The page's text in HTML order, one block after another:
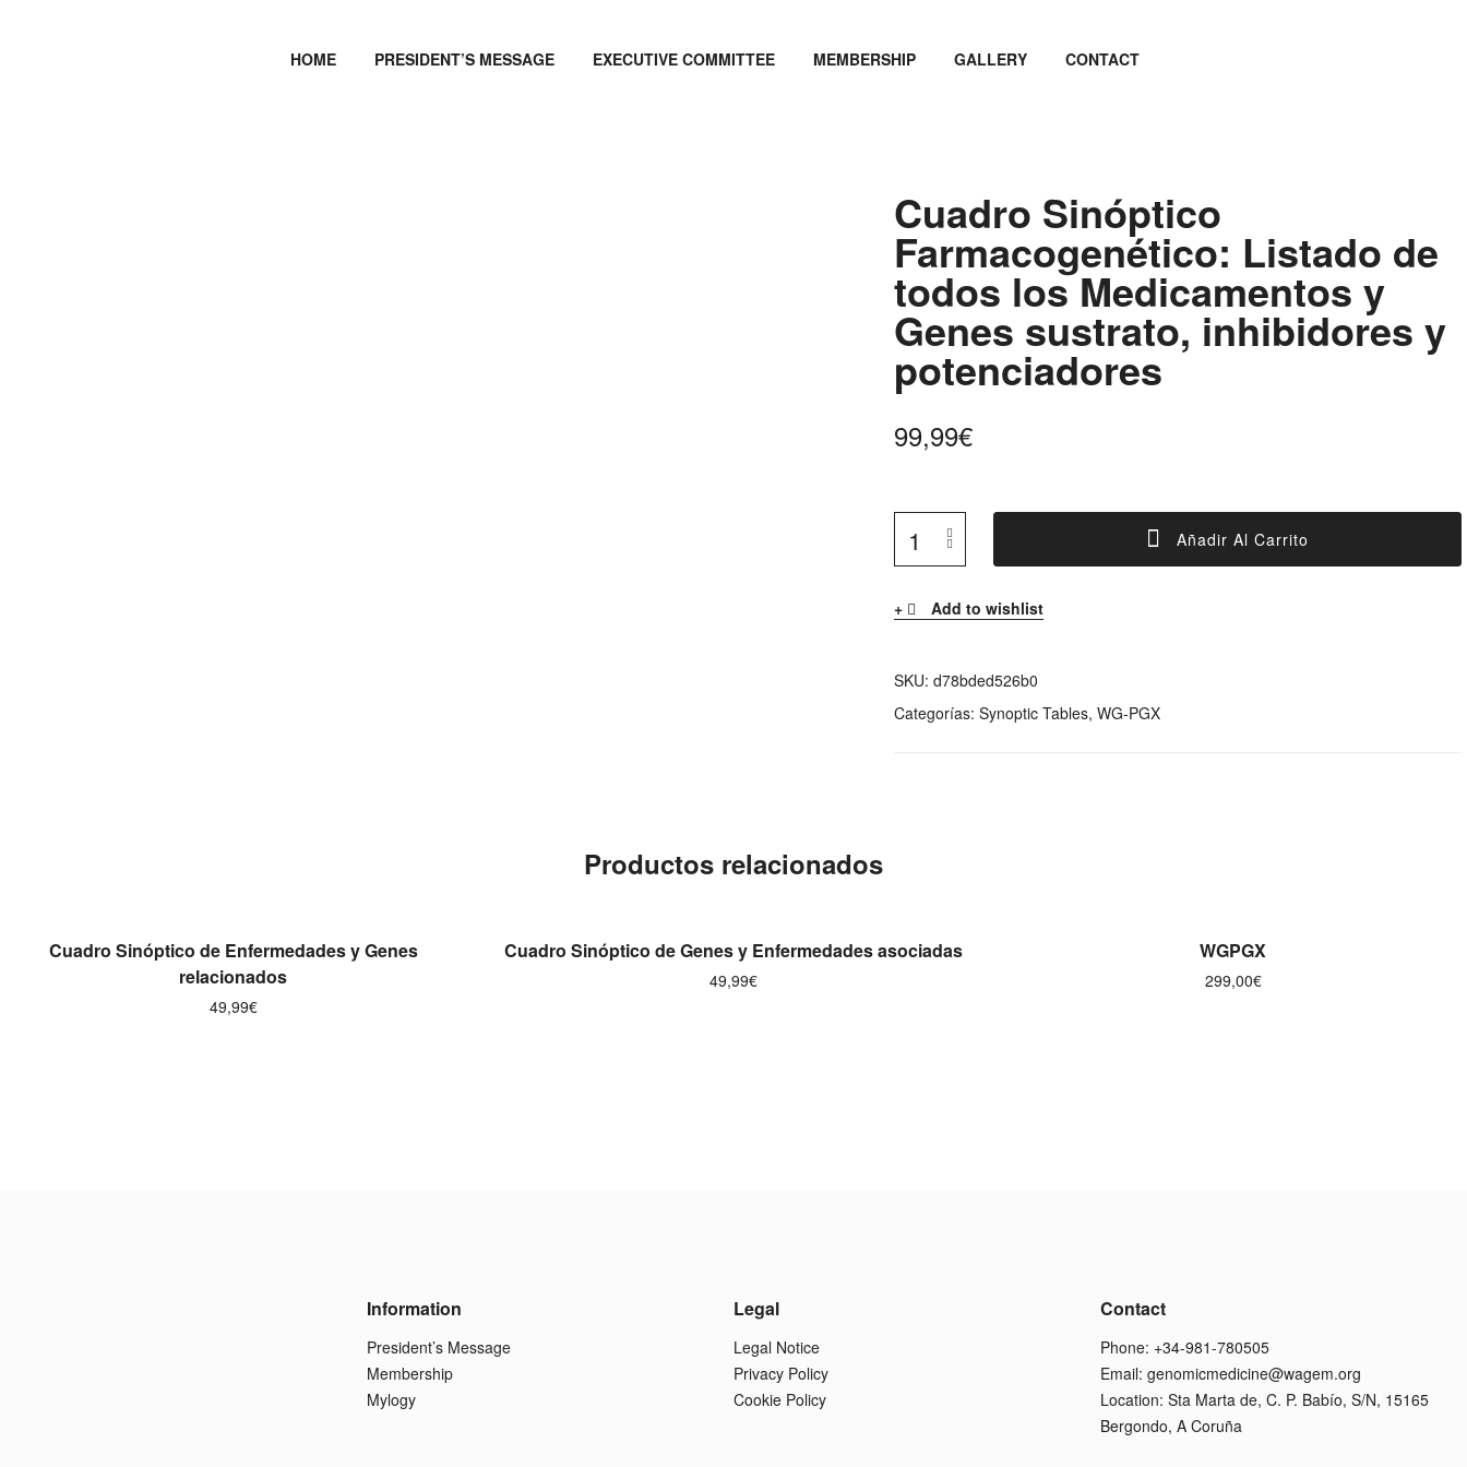
HOME PRESIDENT’S MESSAGE EXECUTIVE COMMITTEE MEMBERSHIP GALLERY CONTACT
Cuadro Sinóptico
Farmacogenético: Listado de
todos los Medicamentos y
Genes sustrato, inhibidores y
potenciadores
99,99€
Añadir Al Carrito
Add to wishlist
SKU:d78bded526b0
Categorías:Synoptic Tables,WG-PGX
Productos relacionados
AÑADIR AL CARRITO
Cuadro Sinóptico de Enfermedades y Genes
relacionados
49,99€
AÑADIR AL CARRITO
Cuadro Sinóptico de Genes y Enfermedades asociadas
49,99€
AÑADIR AL CARRITO
WGPGX
299,00€
Information
President’s Message
Membership
Mylogy
Legal
Legal Notice
Privacy Policy
Cookie Policy
Contact
Phone: +34-981-780505
Email: genomicmedicine@wagem.org
Location: Sta Marta de, C. P. Babío, S/N, 15165
Bergondo, A Coruña